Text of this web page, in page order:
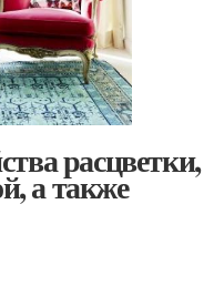
расцветки,
а также